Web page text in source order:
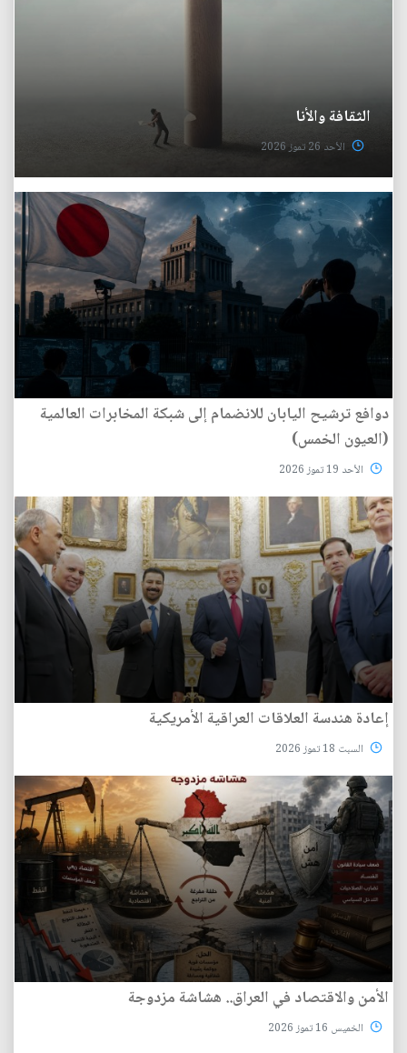
الثقافة والأنا
الأحد 26 تموز 2026
دوافع ترشيح اليابان للانضمام إلى شبكة المخابرات العالمية
(العيون الخمس)
الأحد 19 تموز 2026
إعادة هندسة العلاقات العراقية الأمريكية
السبت 18 تموز 2026
الأمن والاقتصاد في العراق.. هشاشة مزدوجة
الخميس 16 تموز 2026